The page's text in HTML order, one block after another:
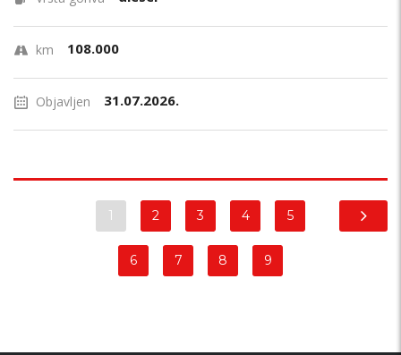
km 108.000
Objavljen 31.07.2026.
1 2 3 4 5
6 7 8 9